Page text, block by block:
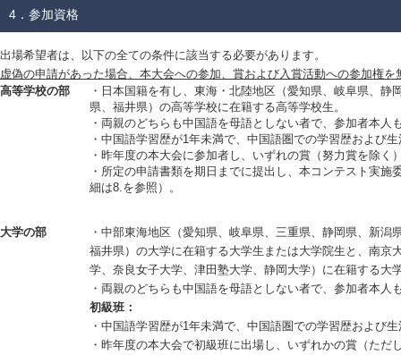
4．参加資格
出場希望者は、以下の全ての条件に該当する必要があります。
虚偽の申請があった場合、本大会への参加、賞および入賞活動への参加権を
高等学校の部
・日本国籍を有し、東海・北陸地区（愛知県、岐阜県、静
県、福井県）の高等学校に在籍する高等学校生。
・両親のどちらも中国語を母語としない者で、参加者本人
・中国語学習歴が1年未満で、中国語圏での学習歴および
・昨年度の本大会に参加者し、いずれの賞（努力賞を除く
・所定の申請書類を期日までに提出し、本コンテスト実施
細は8.を参照）。
大学の部
・中部東海地区（愛知県、岐阜県、三重県、静岡県、新潟
福井県）の大学に在籍する大学生または大学院生と、南京
学、奈良女子大学、津田塾大学、静岡大学）に在籍する大
・両親のどちらも中国語を母語としない者で、参加者本人
初級班：
・中国語学習歴が1年未満で、中国語圏での学習歴および
・昨年度の本大会で初級班に出場し、いずれかの賞（ただ